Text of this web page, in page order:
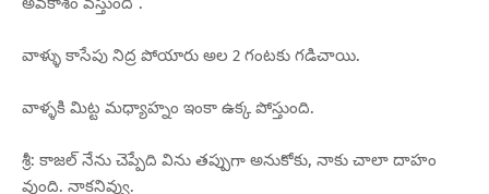
వాళ్ళు కాసేపు నిద్ర పోయారు అల 2 గంటకు గడిచాయి.
వాళ్ళకి మిట్ట మధ్యాహ్నం ఇంకా ఉక్క పోస్తుంది.
శ్రీ: కాజల్ నేను చెప్పేది విను తప్పుగా అనుకోకు, నాకు చాలా దాహం
వుంది. నాకనివ్వు.